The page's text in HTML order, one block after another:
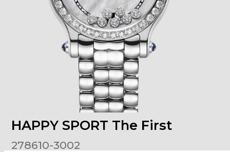
HAPPY SPORT The First
278610-3002